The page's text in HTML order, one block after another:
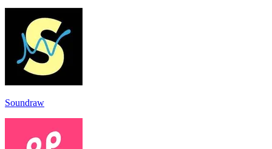
Soundraw